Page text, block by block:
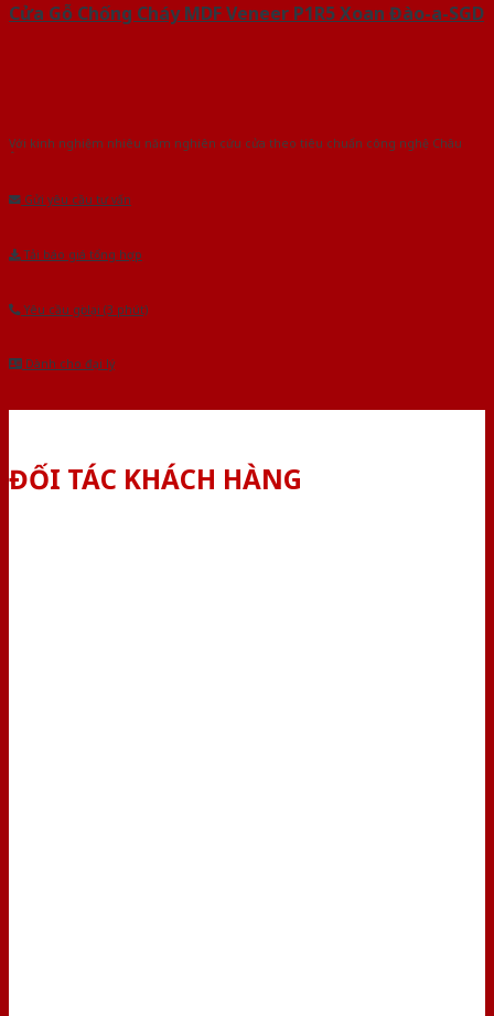
Cửa Gỗ Chống Cháy MDF Veneer P1R5 Xoan Đào-a-SGD
Với kinh nghiệm nhiêu năm nghiên cứu cửa theo tiêu chuẩn công nghệ Châu
Gửi yêu cầu tư vấn
Tải báo giá tổng hợp
Yêu cầu gọi lại (3 phút)
Dành cho đại lý
ĐỐI TÁC KHÁCH HÀNG